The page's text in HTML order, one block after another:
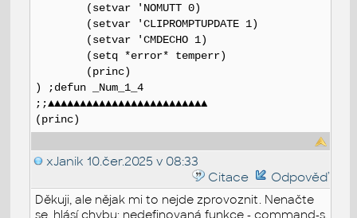
(setvar 'NOMUTT 0)
(setvar 'CLIPROMPTUPDATE 1)
(setvar 'CMDECHO 1)
(setq *error* temperr)
(princ)
) ;defun _Num_1_4
;;▲▲▲▲▲▲▲▲▲▲▲▲▲▲▲▲▲▲▲▲▲▲▲▲▲
(princ)
xJanik 10.čer.2025 v 08:33
Citace
Odpověď
Děkuji, ale nějak mi to nejde zprovoznit. Nenačte
se, hlásí chybu: nedefinovaná funkce - command-s.